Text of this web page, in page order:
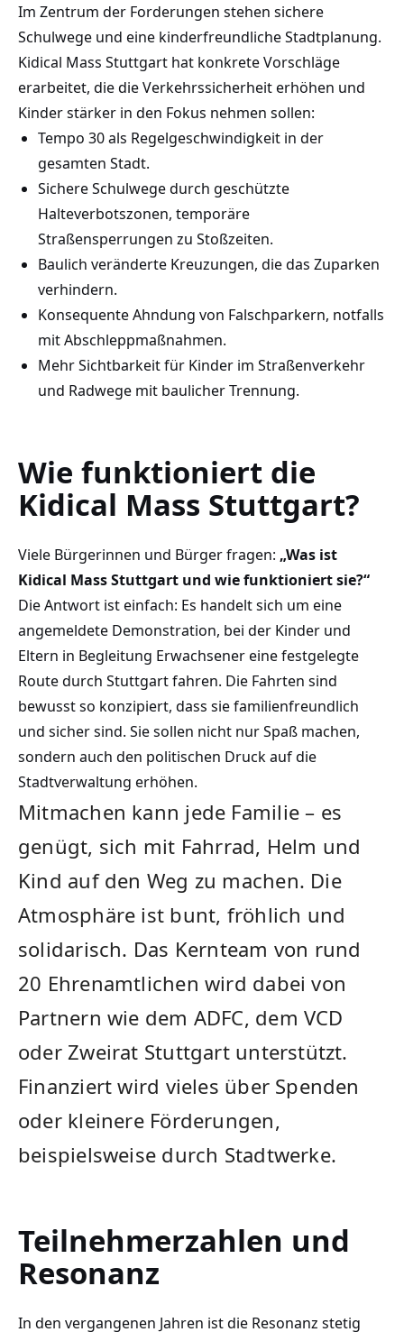
Im Zentrum der Forderungen stehen sichere
Schulwege und eine kinderfreundliche Stadtplanung.
Kidical Mass Stuttgart hat konkrete Vorschläge
erarbeitet, die die Verkehrssicherheit erhöhen und
Kinder stärker in den Fokus nehmen sollen:
Tempo 30 als Regelgeschwindigkeit in der
gesamten Stadt.
Sichere Schulwege durch geschützte
Halteverbotszonen, temporäre
Straßensperrungen zu Stoßzeiten.
Baulich veränderte Kreuzungen, die das Zuparken
verhindern.
Konsequente Ahndung von Falschparkern, notfalls
mit Abschleppmaßnahmen.
Mehr Sichtbarkeit für Kinder im Straßenverkehr
und Radwege mit baulicher Trennung.
Wie funktioniert die
Kidical Mass Stuttgart?
Viele Bürgerinnen und Bürger fragen: „Was ist
Kidical Mass Stuttgart und wie funktioniert sie?“
Die Antwort ist einfach: Es handelt sich um eine
angemeldete Demonstration, bei der Kinder und
Eltern in Begleitung Erwachsener eine festgelegte
Route durch Stuttgart fahren. Die Fahrten sind
bewusst so konzipiert, dass sie familienfreundlich
und sicher sind. Sie sollen nicht nur Spaß machen,
sondern auch den politischen Druck auf die
Stadtverwaltung erhöhen.
Mitmachen kann jede Familie – es
genügt, sich mit Fahrrad, Helm und
Kind auf den Weg zu machen. Die
Atmosphäre ist bunt, fröhlich und
solidarisch. Das Kernteam von rund
20 Ehrenamtlichen wird dabei von
Partnern wie dem ADFC, dem VCD
oder Zweirat Stuttgart unterstützt.
Finanziert wird vieles über Spenden
oder kleinere Förderungen,
beispielsweise durch Stadtwerke.
Teilnehmerzahlen und
Resonanz
In den vergangenen Jahren ist die Resonanz stetig